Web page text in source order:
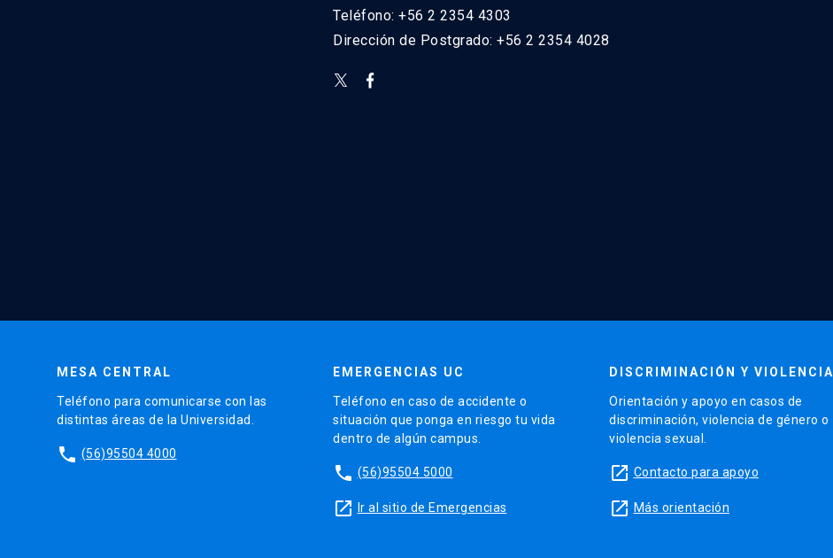
Teléfono: +56 2 2354 4303
Dirección de Postgrado: +56 2 2354 4028
MESA CENTRAL
Teléfono para comunicarse con las
distintas áreas de la Universidad.
phone (56)95504 4000
EMERGENCIAS UC
Teléfono en caso de accidente o
situación que ponga en riesgo tu vida
dentro de algún campus.
phone (56)95504 5000
launch Ir al sitio de Emergencias
DISCRIMINACIÓN Y VIOLENCIA
Orientación y apoyo en casos de
discriminación, violencia de género o
violencia sexual.
launch Contacto para apoyo
launch Más orientación